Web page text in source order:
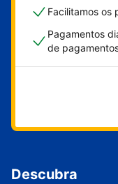
Facilitamos os
Pagamentos
de
Descubra